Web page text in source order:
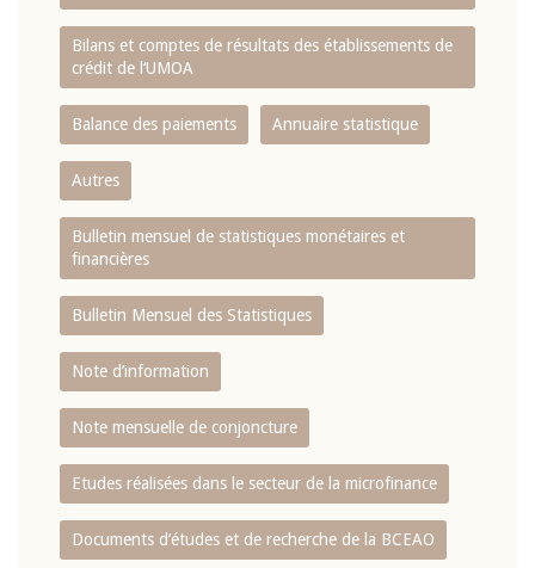
Bilans et comptes de résultats des établissements de
crédit de l‘UMOA
Balance des paiements Annuaire statistique
Autres
Bulletin mensuel de statistiques monétaires et
financières
Bulletin Mensuel des Statistiques
Note d’information
Note mensuelle de conjoncture
Etudes réalisées dans le secteur de la microfinance
Documents d’études et de recherche de la BCEAO